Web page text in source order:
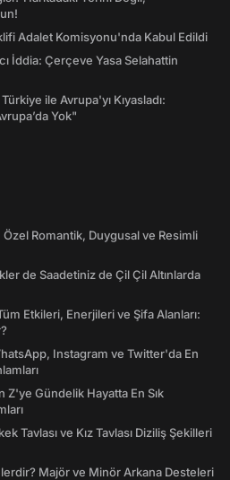
Adalet Komisyonu'nda Kabul Edildi
İddia: Çerçeve Yasa Selahattin
ile Avrupa'yı Kıyasladı:
Yok"
Özel Romantik, Duygusal ve Resimli
de Saadetiniz de Çil Çil Altınlarda
Etkileri, Enerjileri ve Şifa Alanları:
Instagram ve Twitter'da En
Z'ye Gündelik Hayatta En Sık
Tavlası ve Kız Tavlası Diziliş Şekilleri
Majör ve Minör Arkana Desteleri